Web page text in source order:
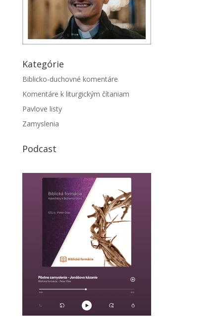
Kategórie
Biblicko-duchovné komentáre
Komentáre k liturgickým čítaniam
Pavlove listy
Zamyslenia
Podcast